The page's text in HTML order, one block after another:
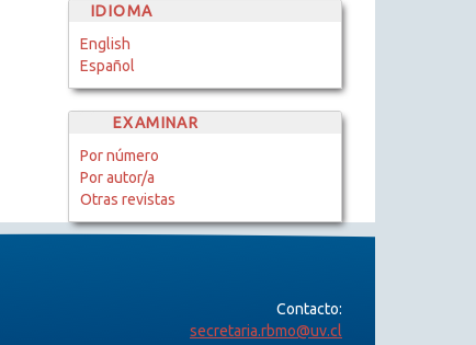
IDIOMA
English
Español
EXAMINAR
Por número
Por autor/a
Otras revistas
Contacto:
secretaria.rbmo@uv.cl